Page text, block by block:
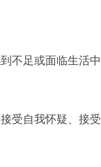
不足或面临生活中
受自我怀疑、接受